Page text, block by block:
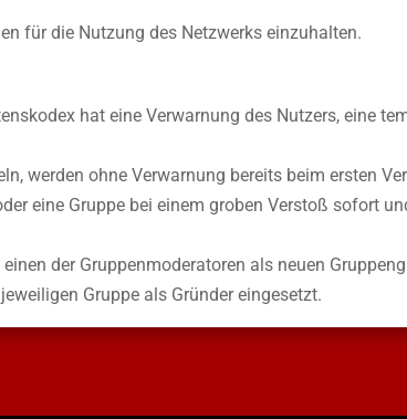
für die Nutzung des Netzwerks einzuhalten.
hat eine Verwarnung des Nutzers, eine
werden ohne Verwarnung bereits beim ersten
eine Gruppe bei einem groben Verstoß sofort
der Gruppenmoderatoren als neuen
Gruppe als Gründer eingesetzt.